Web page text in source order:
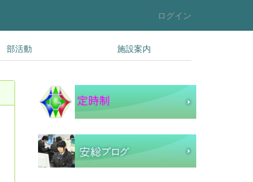
ログイン
部活動 施設案内